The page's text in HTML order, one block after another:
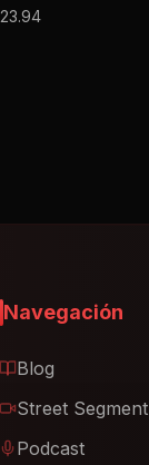
23.94
Navegación
Blog
Street Segment
Podcast